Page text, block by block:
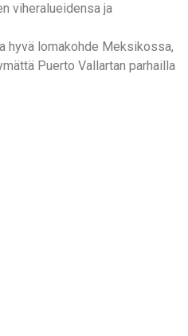
viheralueidensa ja
hyvä lomakohde Meksikossa,
Puerto Vallartan parhailla